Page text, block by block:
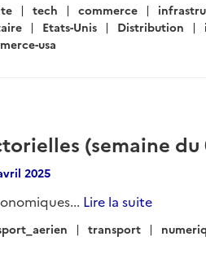
tech commerce
Etats-Unis Distribution
usa
(semaine
2025
Lire la suite
transport